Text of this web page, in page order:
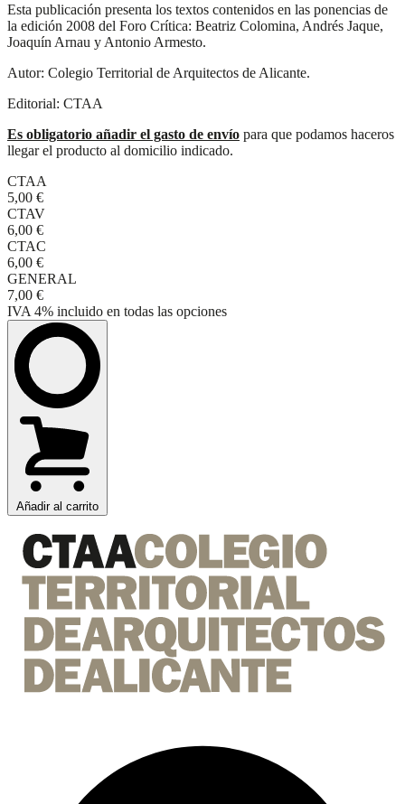
Esta publicación presenta los textos contenidos en las ponencias de
la edición 2008 del Foro Crítica: Beatriz Colomina, Andrés Jaque,
Joaquín Arnau y Antonio Armesto.
Autor: Colegio Territorial de Arquitectos de Alicante.
Editorial: CTAA
Es obligatorio añadir el gasto de envío para que podamos haceros
llegar el producto al domicilio indicado.
CTAA
5,00 €
CTAV
6,00 €
CTAC
6,00 €
GENERAL
7,00 €
IVA 4% incluido en todas las opciones
Añadir al carrito